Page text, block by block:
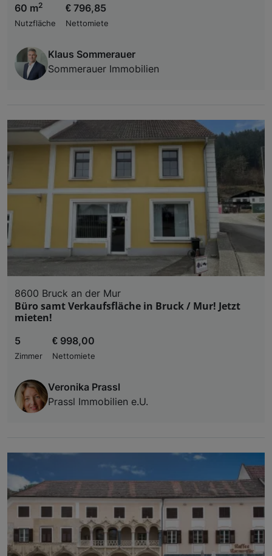
60 m2
Nutzfläche
€ 796,85
Nettomiete
Klaus Sommerauer
Sommerauer Immobilien
8600 Bruck an der Mur
Büro samt Verkaufsfläche in Bruck / Mur! Jetzt
mieten!
5
Zimmer
€ 998,00
Nettomiete
Veronika Prassl
Prassl Immobilien e.U.